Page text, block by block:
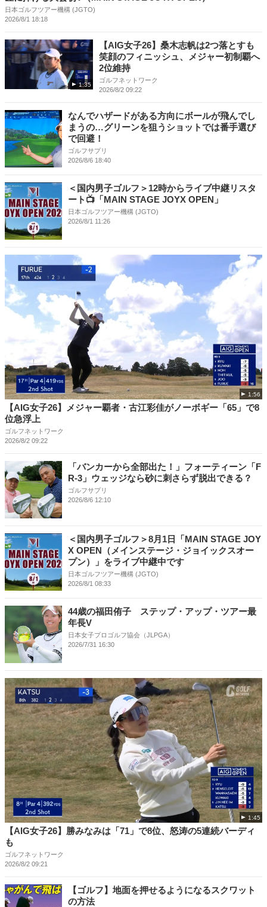
日本ゴルフツアー機構 (JGTO)
2026/8/1 18:18
1:35
【AIG女子26】桑木志帆は2つ落とすも
笑顔のフィニッシュ、メジャー初制覇へ
2位維持
ゴルフネットワーク
2026/8/2 09:22
なんでハザードがある方向にボールが飛んでし
まうの…グリーンを狙うショットでは番手選び
で回避！
ゴルフサプリ
2026/8/6 18:40
＜国内男子ゴルフ＞12時からライブ中継リスタ
ート📺「MAIN STAGE JOYX OPEN」
日本ゴルフツアー機構 (JGTO)
2026/8/1 11:26
1:56
【AIG女子26】メジャー覇者・古江彩佳がノーボギー「65」で8
位急浮上
ゴルフネットワーク
2026/8/2 09:22
「バンカーから全部出た！」フォーティーン「F
R-3」ウェッジなら砂に刺さらず脱出できる？
ゴルフサプリ
2026/8/6 12:10
＜国内男子ゴルフ＞8月1日「MAIN STAGE JOY
X OPEN（メインステージ・ジョイックスオー
プン）」をライブ中継中です
日本ゴルフツアー機構 (JGTO)
2026/8/1 08:33
44歳の福田侑子 ステップ・アップ・ツアー最
年長V
日本女子プロゴルフ協会（JLPGA）
2026/7/31 16:30
1:45
【AIG女子26】勝みなみは「71」で8位、怒涛の5連続バーディ
も
ゴルフネットワーク
2026/8/2 09:21
【ゴルフ】地面を押せるようになるスクワット
の方法